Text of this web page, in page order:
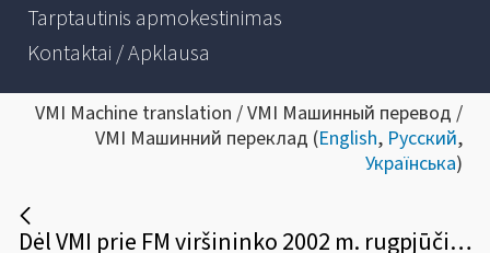
Tarptautinis apmokestinimas
Kontaktai / Apklausa
VMI Machine translation / VMI Машинный перевод /
VMI Машинний переклад (English, Русский,
Українська)
Dėl VMI prie FM viršininko 2002 m. rugpjūčio 30 d. įsakymo Nr. 255 pakeitimo